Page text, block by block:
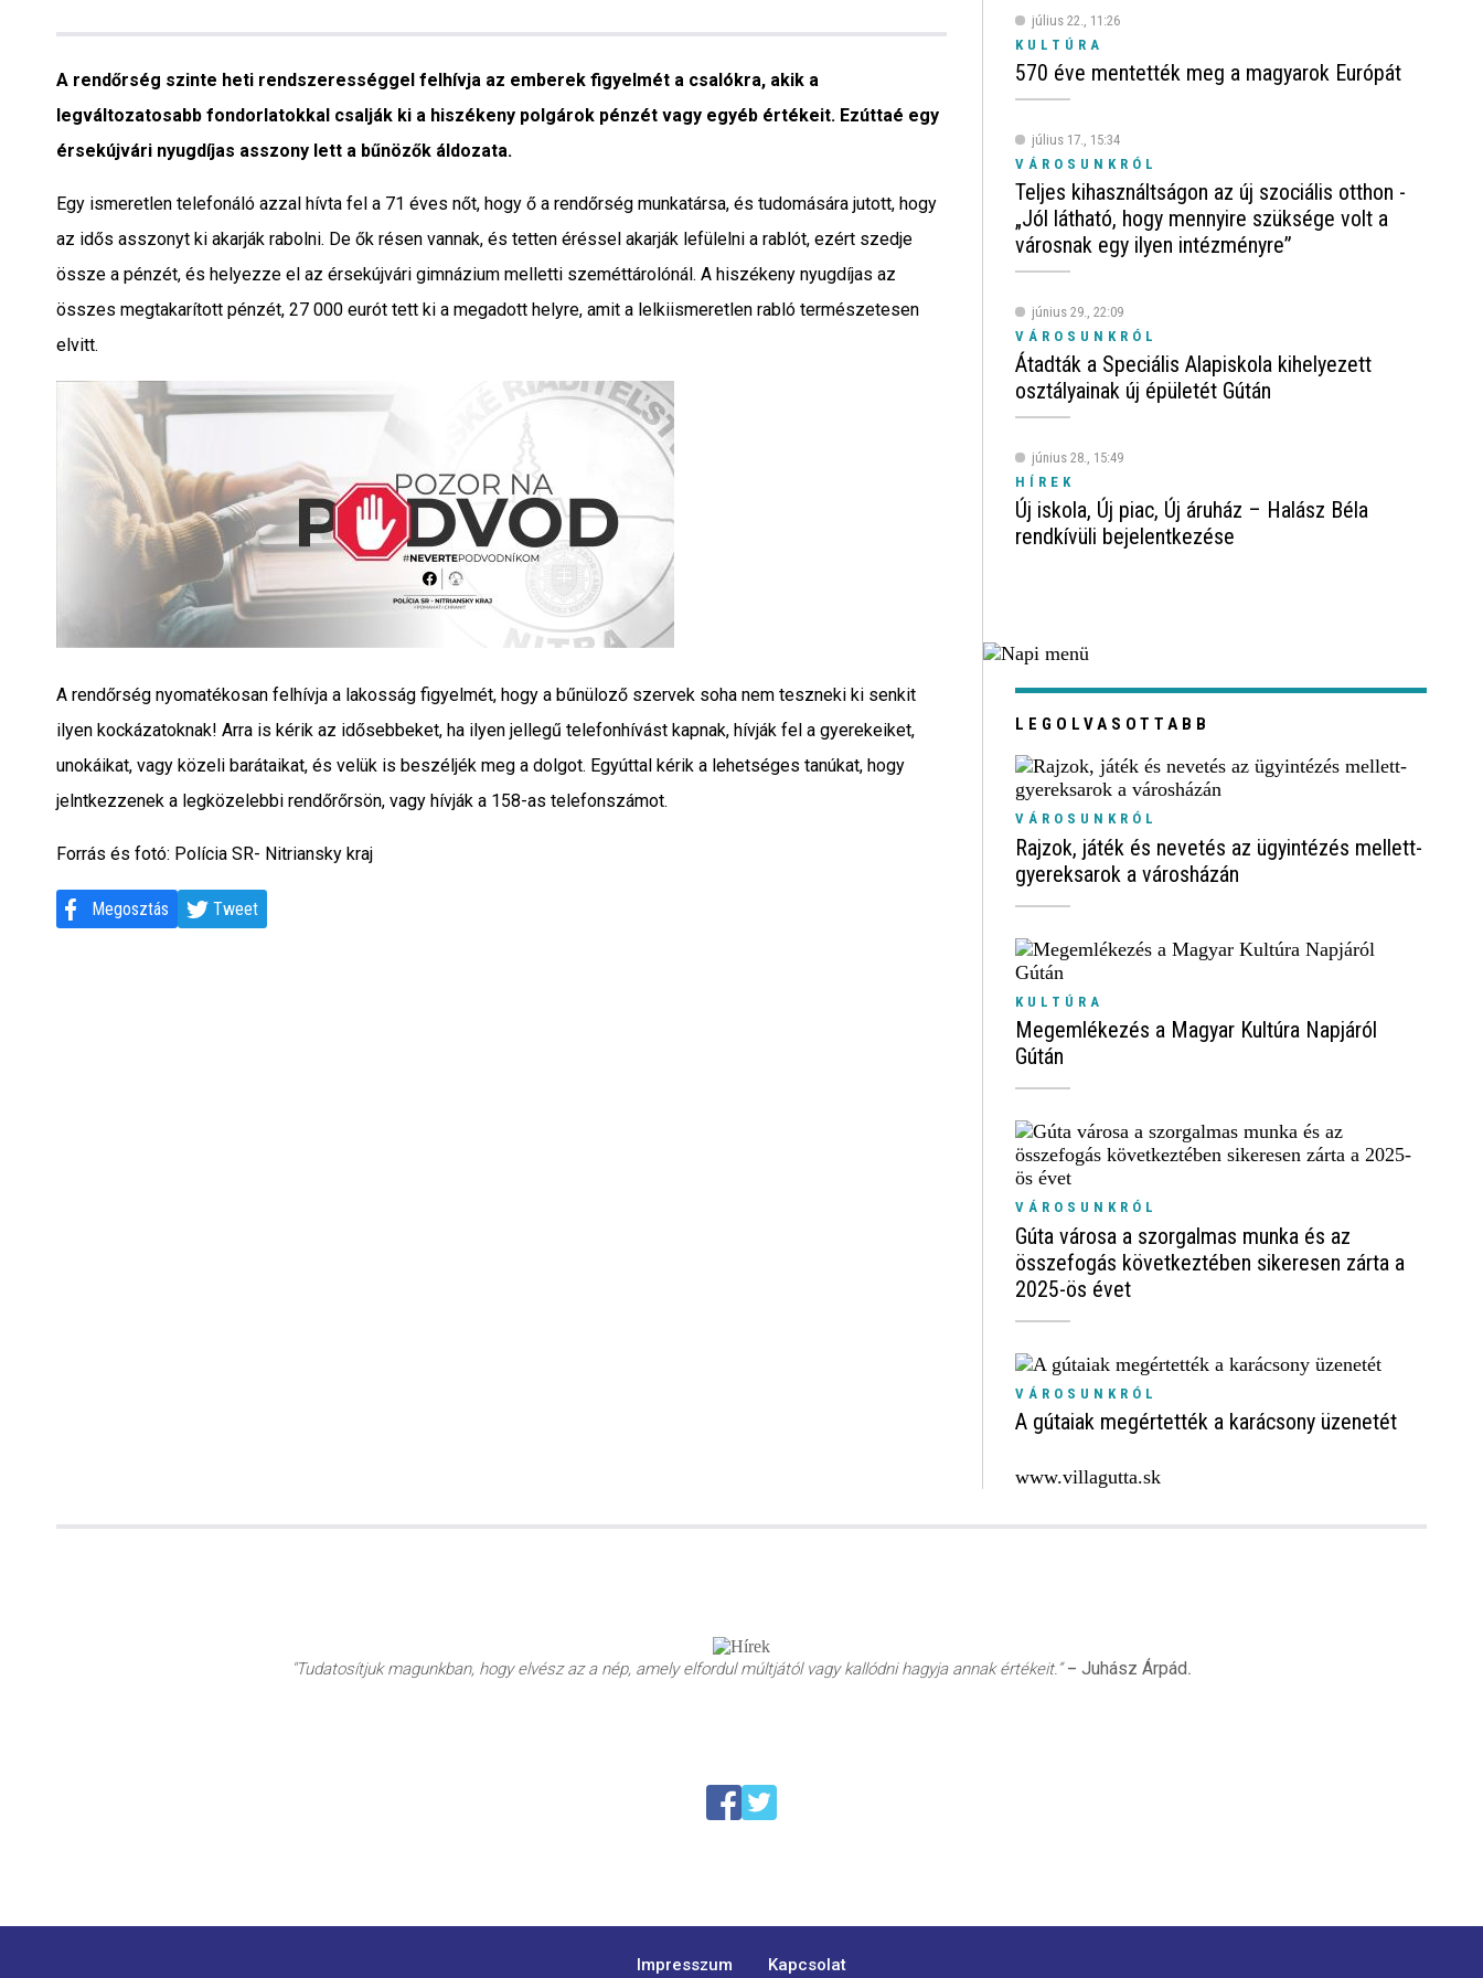
Gyereksarok
Városunkról
PR
Kapcsolat
A rendőrség szinte heti rendszerességgel felhívja az emberek figyelmét a csalókra, akik a
legváltozatosabb fondorlatokkal csalják ki a hiszékeny polgárok pénzét vagy egyéb értékeit. Ezúttaé egy
érsekújvári nyugdíjas asszony lett a bűnözők áldozata.
Egy ismeretlen telefonáló azzal hívta fel a 71 éves nőt, hogy ő a rendőrség munkatársa, és tudomására jutott, hogy
az idős asszonyt ki akarják rabolni. De ők résen vannak, és tetten éréssel akarják lefülelni a rablót, ezért szedje
össze a pénzét, és helyezze el az érsekújvári gimnázium melletti szeméttárolónál. A hiszékeny nyugdíjas az
összes megtakarított pénzét, 27 000 eurót tett ki a megadott helyre, amit a lelkiismeretlen rabló természetesen
elvitt.
A rendőrség nyomatékosan felhívja a lakosság figyelmét, hogy a bűnüloző szervek soha nem teszneki ki senkit
ilyen kockázatoknak! Arra is kérik az idősebbeket, ha ilyen jellegű telefonhívást kapnak, hívják fel a gyerekeiket,
unokáikat, vagy közeli barátaikat, és velük is beszéljék meg a dolgot. Egyúttal kérik a lehetséges tanúkat, hogy
jelntkezzenek a legközelebbi rendőrőrsön, vagy hívják a 158-as telefonszámot.
Forrás és fotó: Polícia SR- Nitriansky kraj
Megosztás Tweet
LEGOLVASOTTABB
VÁROSUNKRÓL
Rajzok, játék és nevetés az ügyintézés mellett-
gyereksarok a városházán
KULTÚRA
Megemlékezés a Magyar Kultúra Napjáról
Gútán
VÁROSUNKRÓL
Gúta városa a szorgalmas munka és az
összefogás következtében sikeresen zárta a
2025-ös évet
VÁROSUNKRÓL
A gútaiak megértették a karácsony üzenetét
július 22., 11:26
KULTÚRA
570 éve mentették meg a magyarok Európát
július 17., 15:34
VÁROSUNKRÓL
Teljes kihasználtságon az új szociális otthon -
„Jól látható, hogy mennyire szüksége volt a
városnak egy ilyen intézményre”
június 29., 22:09
VÁROSUNKRÓL
Átadták a Speciális Alapiskola kihelyezett
osztályainak új épületét Gútán
június 28., 15:49
HÍREK
Új iskola, Új piac, Új áruház – Halász Béla
rendkívüli bejelentkezése
www.villagutta.sk
"Tudatosítjuk magunkban, hogy elvész az a nép, amely elfordul múltjától vagy kallódni hagyja annak értékeit.”– Juhász Árpád.
Impresszum Kapcsolat